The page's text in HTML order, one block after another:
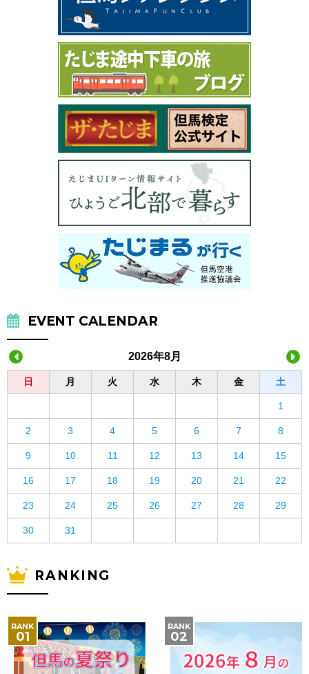
EVENT CALENDAR
2026年8月
日 月 火 水 木 金 土
1
2 3 4 5 6 7 8
9 10 11 12 13 14 15
16 17 18 19 20 21 22
23 24 25 26 27 28 29
30 31
RANKING